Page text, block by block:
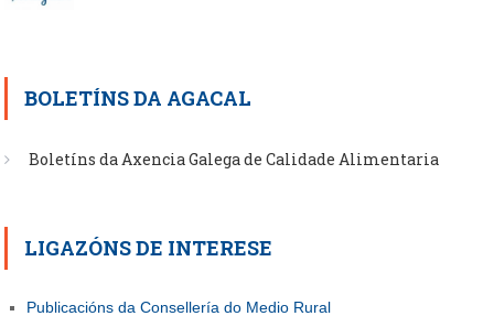
BOLETÍNS DA AGACAL
Boletíns da Axencia Galega de Calidade Alimentaria
LIGAZÓNS DE INTERESE
Publicacións da Consellería do Medio Rural